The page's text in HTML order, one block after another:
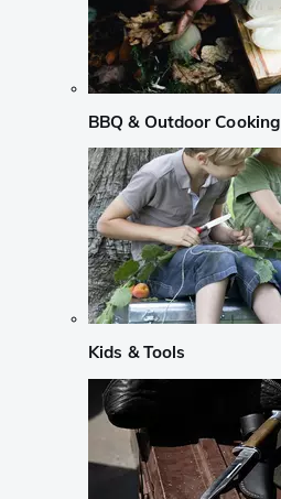
BBQ & Outdoor Cooking
Kids & Tools